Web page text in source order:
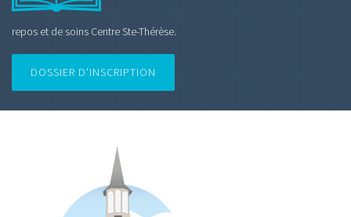
repos et de soins Centre Ste-Thérèse.
DOSSIER D'INSCRIPTION